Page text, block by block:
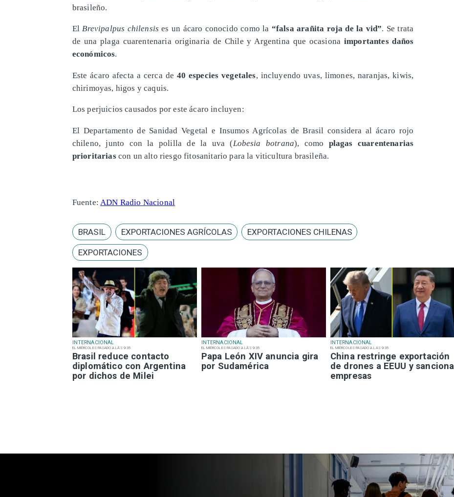
INTERNACIONAL
EL MIÉRCOLES PASADO A LAS 9:35
Brasil reduce contacto
diplomático con Argentina
por dichos de Milei
INTERNACIONAL
EL MIÉRCOLES PASADO A LAS 9:35
Papa León XIV anuncia gira
por Sudamérica
INTERNACIONAL
EL MIÉRCOLES PASADO A LAS 9:35
China restringe exportación
de drones a EEUU y sanciona
empresas
brasileño.
ElBrevipalpus chilensis es un ácaro conocido como la “falsa arañita roja de la vid”. Se trata
de una plaga cuarentenaria originaria de Chile y Argentina que ocasiona importantes daños
económicos.
Este ácaro afecta a cerca de 40 especies vegetales, incluyendo uvas, limones, naranjas, kiwis,
chirimoyas, higos y caquis.
Los perjuicios causados por este ácaro incluyen:
El Departamento de Sanidad Vegetal e Insumos Agrícolas de Brasil considera al ácaro rojo
chileno, junto con la polilla de la uva (Lobesia botrana), como plagas cuarentenarias
prioritariascon un alto riesgo fitosanitario para la viticultura brasileña.
Fuente: ADN Radio Nacional
BRASIL EXPORTACIONES AGRÍCOLAS EXPORTACIONES CHILENAS
EXPORTACIONES